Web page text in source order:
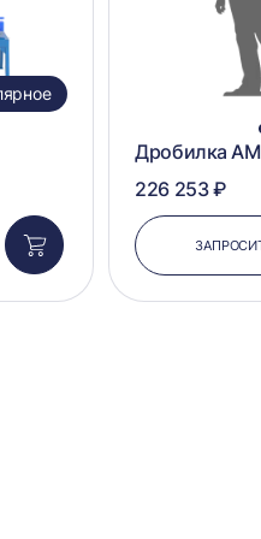
Добавить
в
корзину
Дробилка
226 253 ₽